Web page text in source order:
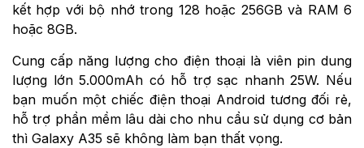
kết hợp với bộ nhớ trong 128 hoặc 256GB và RAM 6
hoặc 8GB.
Cung cấp năng lượng cho điện thoại là viên pin dung
lượng lớn 5.000mAh có hỗ trợ sạc nhanh 25W. Nếu
bạn muốn một chiếc điện thoại Android tương đối rẻ,
hỗ trợ phần mềm lâu dài cho nhu cầu sử dụng cơ bản
thì Galaxy A35 sẽ không làm bạn thất vọng.